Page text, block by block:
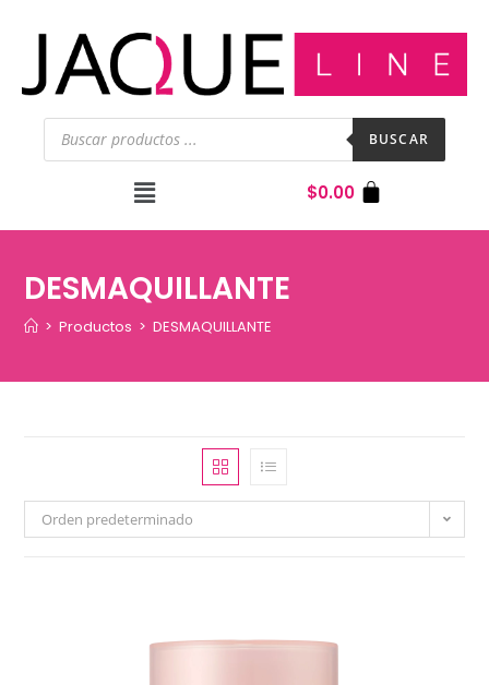
BUSCAR
$0.00
DESMAQUILLANTE
> Productos > DESMAQUILLANTE
Orden predeterminado